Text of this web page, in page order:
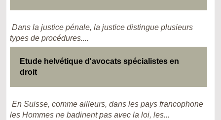
Dans la justice pénale, la justice distingue plusieurs
types de procédures....
Etude helvétique d'avocats spécialistes en
droit
En Suisse, comme ailleurs, dans les pays francophone
les Hommes ne badinent pas avec la loi, les...